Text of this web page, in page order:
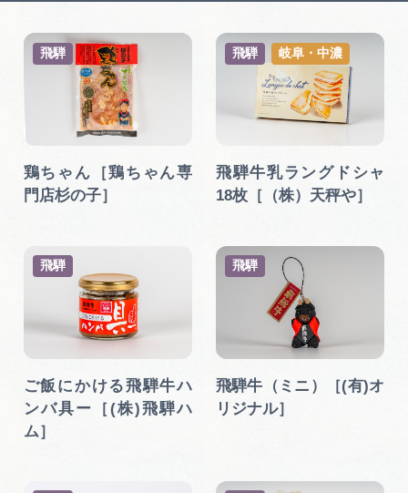
旅行会社・観光事業者の皆様へ
フォトライブラリー
動画ライブラリー
お問い合わせ
運営組織
広告掲載
鶏ちゃん［鶏ちゃん専
門店杉の子］
飛騨
飛騨牛乳ラングドシャ
18枚［（株）天秤や］
飛騨 岐阜・中濃
ご飯にかける飛騨牛ハ
ンバ具ー［(株)飛騨ハ
ム］
飛騨
飛騨牛（ミニ）［(有)オ
リジナル］
飛騨